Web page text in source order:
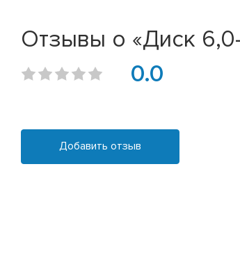
Отзывы о «Диск 6,0-
0.0
Добавить отзыв